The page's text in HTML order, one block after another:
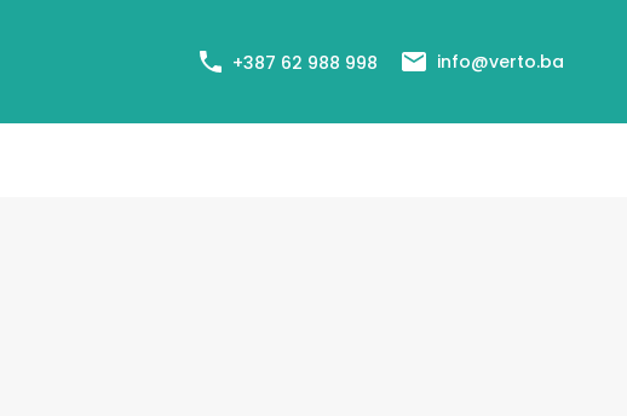
Cjenovnik usluga +387 62 988 998
+387 62 988 998 info@verto.ba